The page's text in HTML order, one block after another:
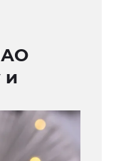
и